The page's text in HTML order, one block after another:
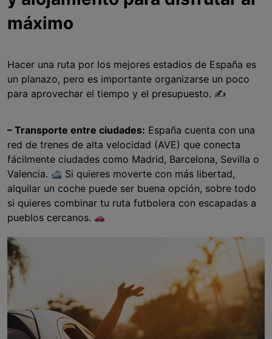
máximo
Hacer una ruta por los mejores estadios de España es
un planazo, pero es importante organizarse un poco
para aprovechar el tiempo y el presupuesto. ✍️
– Transporte entre ciudades: España cuenta con una
red de trenes de alta velocidad (AVE) que conecta
fácilmente ciudades como Madrid, Barcelona, Sevilla o
Valencia.
Si quieres moverte con más libertad,
alquilar un coche puede ser buena opción, sobre todo
si quieres combinar tu ruta futbolera con escapadas a
pueblos cercanos.